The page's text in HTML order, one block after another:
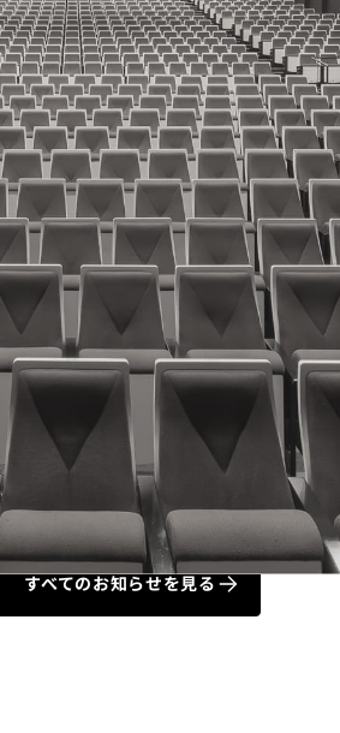
預かり休止のお知らせ
すべてのお知らせを見る